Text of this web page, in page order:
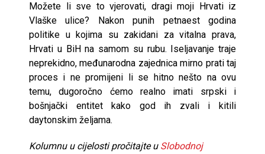
Možete li sve to vjerovati, dragi moji Hrvati iz
Vlaške ulice? Nakon punih petnaest godina
politike u kojima su zakidani za vitalna prava,
Hrvati u BiH na samom su rubu. Iseljavanje traje
neprekidno, međunarodna zajednica mirno prati taj
proces i ne promijeni li se hitno nešto na ovu
temu, dugoročno ćemo realno imati srpski i
bošnjački entitet kako god ih zvali i kitili
daytonskim željama.
Kolumnu u cijelosti pročitajte u Slobodnoj